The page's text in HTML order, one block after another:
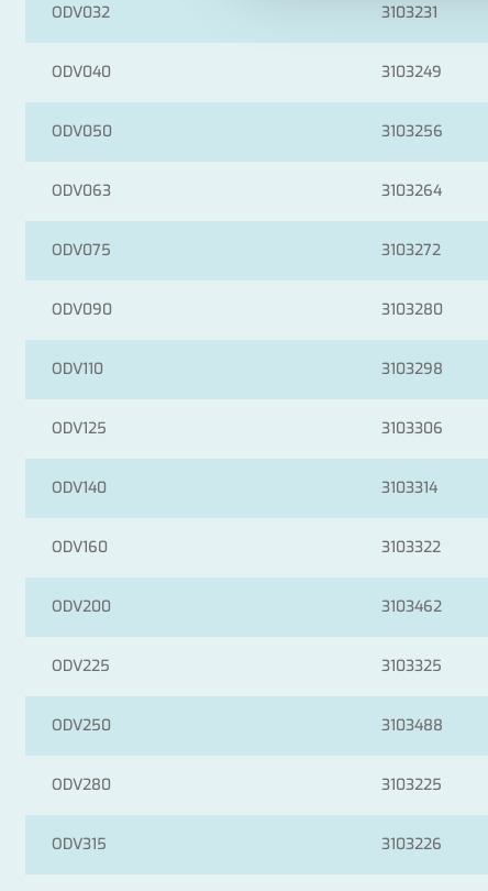
ODV032 3103231
ODV040 3103249
ODV050 3103256
ODV063 3103264
ODV075 3103272
ODV090 3103280
ODV110 3103298
ODV125 3103306
ODV140 3103314
ODV160 3103322
ODV200 3103462
ODV225 3103325
ODV250 3103488
ODV280 3103225
ODV315 3103226